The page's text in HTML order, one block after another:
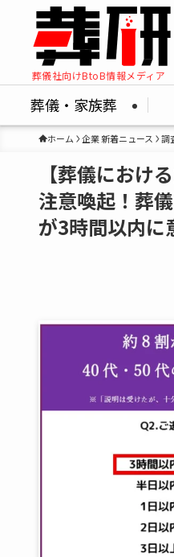
葬儀社向けBtoB情報メディア
葬儀・家族葬
ホーム 企業 新着ニュース 調
【葬儀にお
注意喚起！葬
が3時間以内に